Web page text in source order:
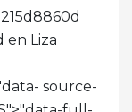
en Liza
source-